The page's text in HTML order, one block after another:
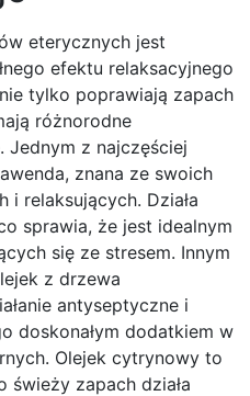
eterycznych jest
efektu relaksacyjnego
tylko poprawiają zapach
różnorodne
Jednym z najczęściej
znana ze swoich
i relaksujących. Działa
sprawia, że jest idealnym
się ze stresem. Innym
z drzewa
antyseptyczne i
doskonałym dodatkiem w
Olejek cytrynowy to
świeży zapach działa